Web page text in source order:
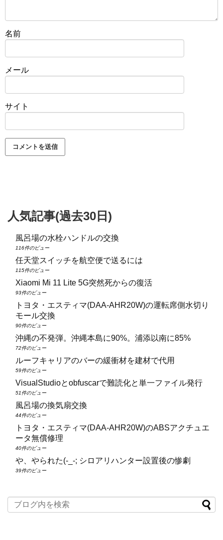
名前
メール
サイト
人気記事(過去30日)
風呂場の水栓ハンドルの交換
116件のビュー
任天堂スイッチを航空便で送るには
115件のビュー
Xiaomi Mi 11 Lite 5G突然死からの復活
93件のビュー
トヨタ・エスティマ(DAA‑AHR20W)の運転席側水切り
モール交換
90件のビュー
沖縄の不発弾。沖縄本島に90%。浦添以南に85%
72件のビュー
ルーフキャリアのバーの緩衝材を建材で代用
59件のビュー
VisualStudioとobfuscarで難読化と単一ファイル発行
51件のビュー
風呂場の換気扇交換
44件のビュー
トヨタ・エスティマ(DAA‑AHR20W)のABSアクチュエ
ータ無償修理
40件のビュー
や、やられた(-_-; シロアリハンター設置後の惨劇
39件のビュー